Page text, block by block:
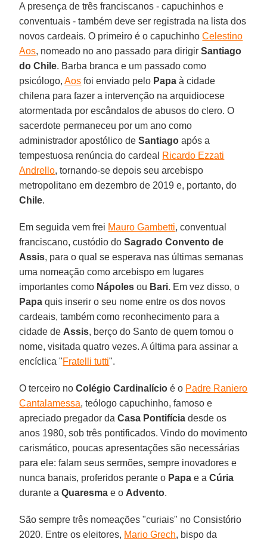
A presença de três franciscanos - capuchinhos e
conventuais - também deve ser registrada na lista dos
novos cardeais. O primeiro é o capuchinhoCelestino
Aos, nomeado no ano passado para dirigirSantiago
do Chile. Barba branca e um passado como
psicólogo,Aos foi enviado pelo Papa à cidade
chilena para fazer a intervenção na arquidiocese
atormentada por escândalos de abusos do clero. O
sacerdote permaneceu por um ano como
administrador apostólico deSantiago após a
tempestuosa renúncia do cardeal Ricardo Ezzati
Andrello, tornando-se depois seu arcebispo
metropolitano em dezembro de 2019 e, portanto, do
Chile.
Em seguida vem frei Mauro Gambetti, conventual
franciscano, custódio doSagrado Convento de
Assis, para o qual se esperava nas últimas semanas
uma nomeação como arcebispo em lugares
importantes como Nápoles ou Bari. Em vez disso, o
Papa quis inserir o seu nome entre os dos novos
cardeais, também como reconhecimento para a
cidade de Assis, berço do Santo de quem tomou o
nome, visitada quatro vezes. A última para assinar a
encíclica "Fratelli tutti".
O terceiro noColégio Cardinalício é o Padre Raniero
Cantalamessa, teólogo capuchinho, famoso e
apreciado pregador daCasa Pontifícia desde os
anos 1980, sob três pontificados. Vindo do movimento
carismático, poucas apresentações são necessárias
para ele: falam seus sermões, sempre inovadores e
nunca banais, proferidos perante o Papa e aCúria
durante aQuaresma e o Advento.
São sempre três nomeações "curiais" no Consistório
2020. Entre os eleitores, Mario Grech, bispo da